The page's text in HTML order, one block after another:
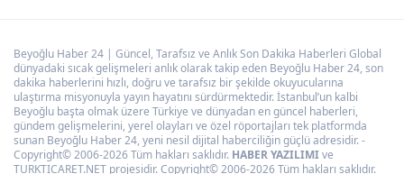
Beyoğlu Haber 24 | Güncel, Tarafsız ve Anlık Son Dakika Haberleri Global
dünyadaki sıcak gelişmeleri anlık olarak takip eden Beyoğlu Haber 24, son
dakika haberlerini hızlı, doğru ve tarafsız bir şekilde okuyucularına
ulaştırma misyonuyla yayın hayatını sürdürmektedir. İstanbul’un kalbi
Beyoğlu başta olmak üzere Türkiye ve dünyadan en güncel haberleri,
gündem gelişmelerini, yerel olayları ve özel röportajları tek platformda
sunan Beyoğlu Haber 24, yeni nesil dijital haberciliğin güçlü adresidir. -
Copyright© 2006-2026 Tüm hakları saklıdır. HABER YAZILIMIve
TURKTICARET.NET projesidir. Copyright© 2006-2026 Tüm hakları saklıdır.